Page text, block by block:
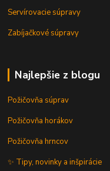
Servírovacie súpravy
Zabíjačkové súpravy
Najlepšie z blogu
Požičovňa súprav
Požičovňa horákov
Požičovňa hrncov
✨ Tipy, novinky a inšpirácie